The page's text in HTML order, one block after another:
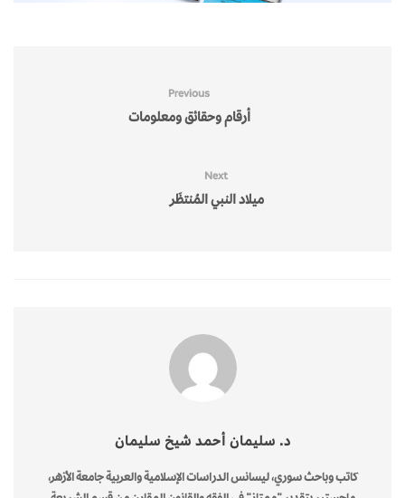
Previous
أرقام وحقائق ومعلومات
Next
ميلاد النبي المُنتظَر
د. سليمان أحمد شيخ سليمان
كاتب وباحث سوري، ليسانس الدراسات الإسلامية والعربية جامعة الأزهر،